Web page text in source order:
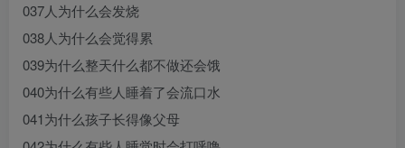
037人为什么会发烧
038人为什么会觉得累
039为什么整天什么都不做还会饿
040为什么有些人睡着了会流口水
041为什么孩子长得像父母